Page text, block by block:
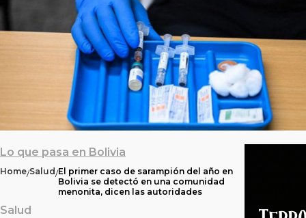
Lo que pasa en Bolivia
Home/Salud/El primer caso de sarampión del año en
Bolivia se detectó en una comunidad
menonita, dicen las autoridades
Salud